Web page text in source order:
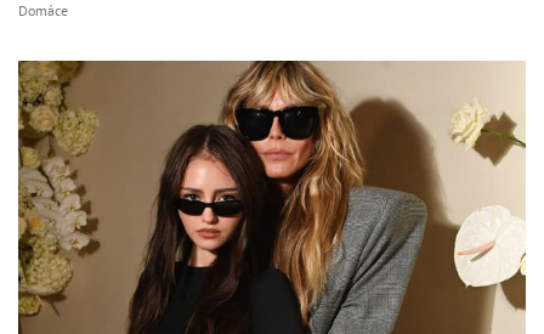
Domáce